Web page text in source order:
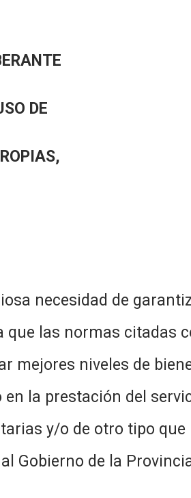
DE
necesidad de
que las normas citadas
mejores niveles de
la prestación del
y/o de otro tipo
Gobierno de la